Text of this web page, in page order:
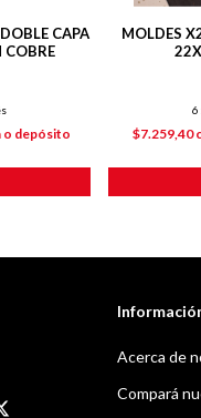
CAPA
COBRE
o depósito
MOLDES
6
$7.259,40
Acerca de
Compará